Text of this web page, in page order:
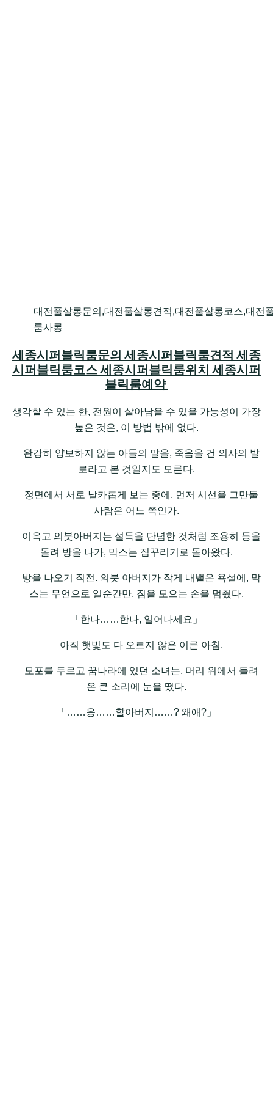
대전풀살롱문의,대전풀살롱견적,대전풀살롱코스,대전
룸사롱
세종시퍼블릭룸문의 세종시퍼블릭룸견적 세종
시퍼블릭룸코스 세종시퍼블릭룸위치 세종시퍼
블릭룸예약
생각할 수 있는 한, 전원이 살아남을 수 있을 가능성이 가장
높은 것은, 이 방법 밖에 없다.
완강히 양보하지 않는 아들의 말을, 죽음을 건 의사의 발
로라고 본 것일지도 모른다.
정면에서 서로 날카롭게 보는 중에. 먼저 시선을 그만둘
사람은 어느 쪽인가.
이윽고 의붓아버지는 설득을 단념한 것처럼 조용히 등을
돌려 방을 나가, 막스는 짐꾸리기로 돌아왔다.
방을 나오기 직전. 의붓 아버지가 작게 내뱉은 욕설에, 막
스는 무언으로 일순간만, 짐을 모으는 손을 멈췄다.
「한나……한나, 일어나세요」
아직 햇빛도 다 오르지 않은 이른 아침.
모포를 두르고 꿈나라에 있던 소녀는, 머리 위에서 들려
온 큰 소리에 눈을 떴다.
「……응……할아버지……? 왜애?」